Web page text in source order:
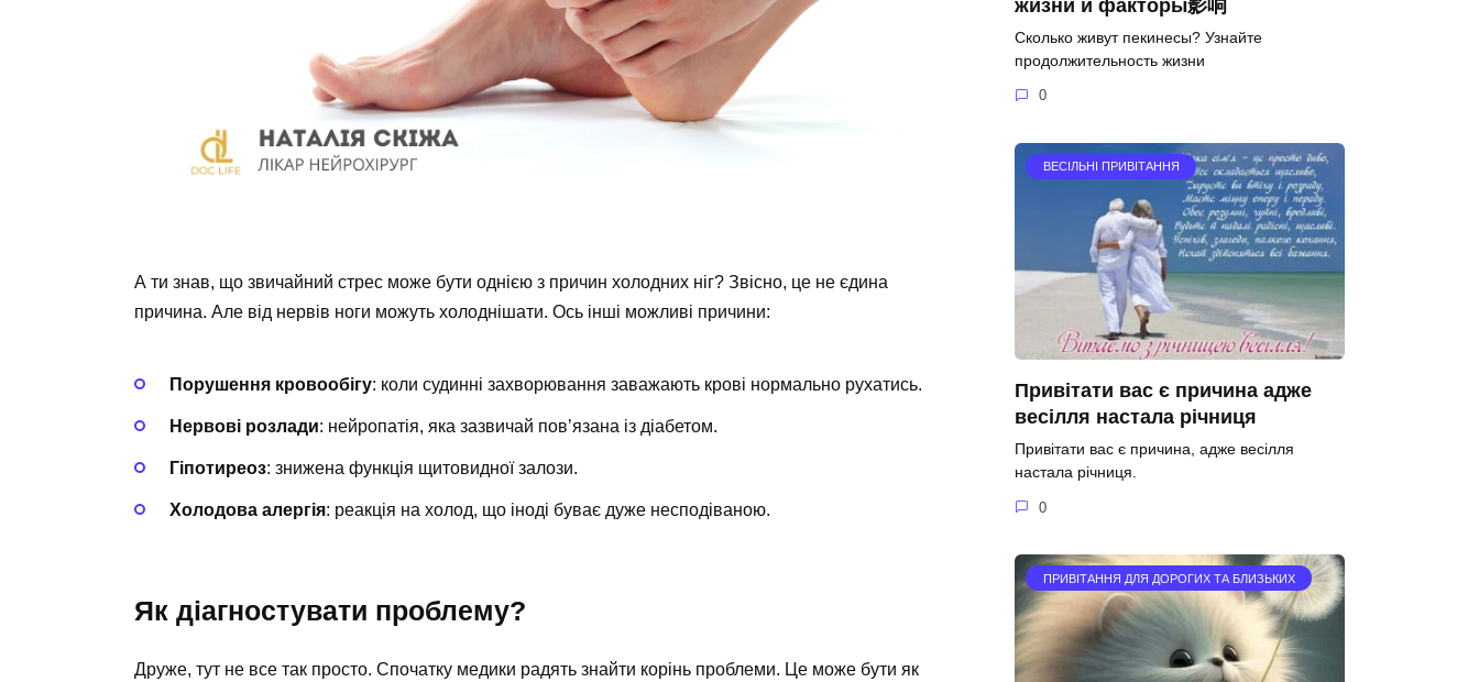
А ти знав, що звичайний стрес може бути однією з причин холодних ніг? Звісно, це не єдина
причина. Але від нервів ноги можуть холоднішати. Ось інші можливі причини:
Порушення кровообігу: коли судинні захворювання заважають крові нормально рухатись.
Нервові розлади: нейропатія, яка зазвичай пов’язана із діабетом.
Гіпотиреоз: знижена функція щитовидної залози.
Холодова алергія: реакція на холод, що іноді буває дуже несподіваною.
Як діагностувати проблему?
Друже, тут не все так просто. Спочатку медики радять знайти корінь проблеми. Це може бути як
жизни и факторы影响
Сколько живут пекинесы? Узнайте
продолжительность жизни
0
ВЕСІЛЬНІ ПРИВІТАННЯ
Привітати вас є причина адже
весілля настала річниця
Привітати вас є причина, адже весілля
настала річниця.
0
ПРИВІТАННЯ ДЛЯ ДОРОГИХ ТА БЛИЗЬКИХ